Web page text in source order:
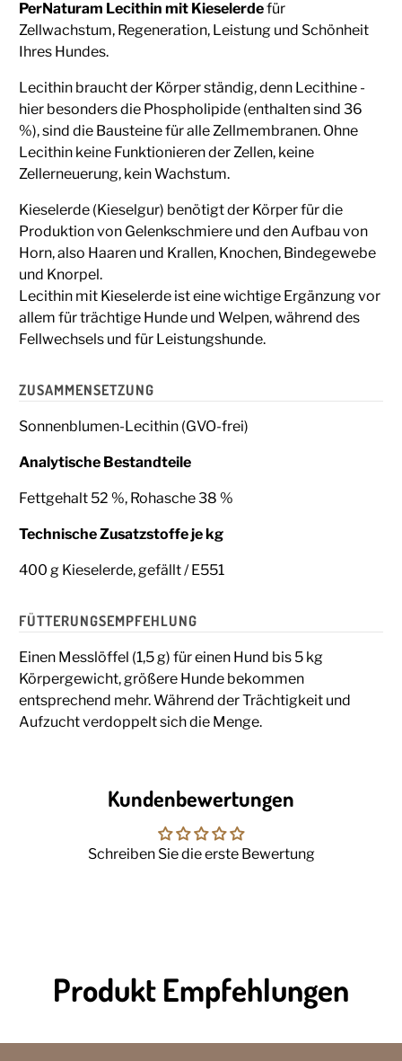
PerNaturam Lecithin mit Kieselerdefür
Zellwachstum, Regeneration, Leistung und Schönheit
Ihres Hundes.
Lecithin braucht der Körper ständig, denn Lecithine -
hier besonders die Phospholipide (enthalten sind 36
%), sind die Bausteine ​​für alle Zellmembranen. Ohne
Lecithin keine Funktionieren der Zellen, keine
Zellerneuerung, kein Wachstum.
Kieselerde (Kieselgur) benötigt der Körper für die
Produktion von Gelenkschmiere und den Aufbau von
Horn, also Haaren und Krallen, Knochen, Bindegewebe
und Knorpel.
Lecithin mit Kieselerde ist eine wichtige Ergänzung vor
allem für trächtige Hunde und Welpen, während des
Fellwechsels und für Leistungshunde.
ZUSAMMENSETZUNG
Sonnenblumen-Lecithin (GVO-frei)
Analytische Bestandteile
Fettgehalt 52 %, Rohasche 38 %
Technische Zusatzstoffe je kg
400 g Kieselerde, gefällt / E551
FÜTTERUNGSEMPFEHLUNG
Einen Messlöffel (1,5 g) für einen Hund bis 5 kg
Körpergewicht, größere Hunde bekommen
entsprechend mehr. Während der Trächtigkeit und
Aufzucht verdoppelt sich die Menge.
Kundenbewertungen
Schreiben Sie die erste Bewertung
Produkt Empfehlungen